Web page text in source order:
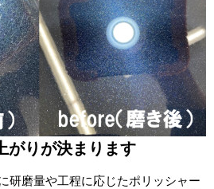
がりが決まります
研磨量や工程に応じたポリッシャー